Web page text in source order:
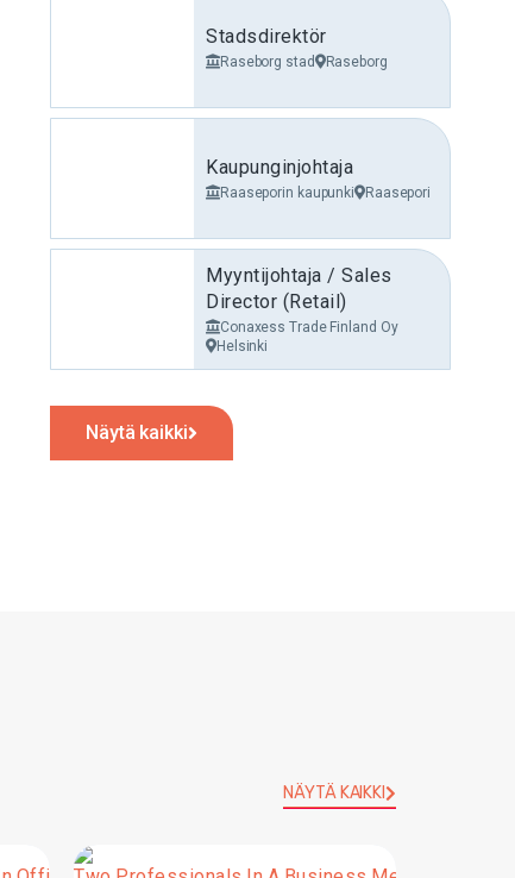
Stadsdirektör
Raseborg stad Raseborg
Kaupunginjohtaja
Raaseporin kaupunki Raasepori
Myyntijohtaja / Sales
Director (Retail)
Conaxess Trade Finland Oy
Helsinki
Näytä kaikki
NÄYTÄ KAIKKI